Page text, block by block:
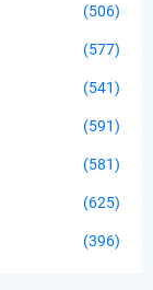
(506)
(577)
(541)
(591)
(581)
(625)
(396)